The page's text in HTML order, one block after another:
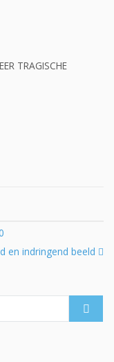
TRAGISCHE
en indringend beeld